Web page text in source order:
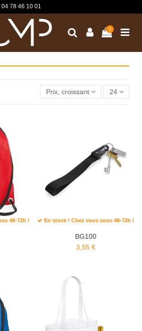
04 78 46 10 01
0
Prix, croissant 24
48-72h ! En stock ! Chez vous sous 48-72h !
BG100
3,55 €